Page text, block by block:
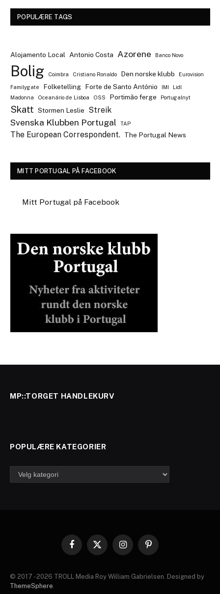
POPULÆRE TAGS
Alojamento Local Antonio Costa Azorene Banco Novo
Bolig Coimbra Cristiano Ronaldo Den norske klubb Eurovision
Familygate Folketelling Forte de Santo António IMI
Lidl
Madonna
Oceanário de Lisboa OSS Portimão ferge Portugalnyt
Skatt Stormen Leslie Streik
Svenska Klubben Portugal TAP
The European Correspondent. The Portugal News
MITT PORTUGAL PÅ FACEBOOK
Mitt Portugal på Facebook
MP::TORGET HANDLEKURV
POPULÆRE KATEGORIER
Populære
kategorier
Facebook
X
InstagramPinterest
© 2017 - 2026 TROLL Media Roy William Gabrielsen. Designed by
ThemeSphere.